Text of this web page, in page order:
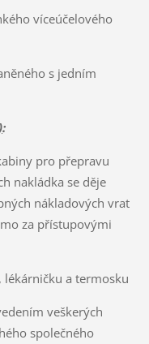
víceúčelového
s jedním
:
pro přepravu
nakládka se děje
nákladových vrat
za přístupovými
a termosku
veškerých
společného